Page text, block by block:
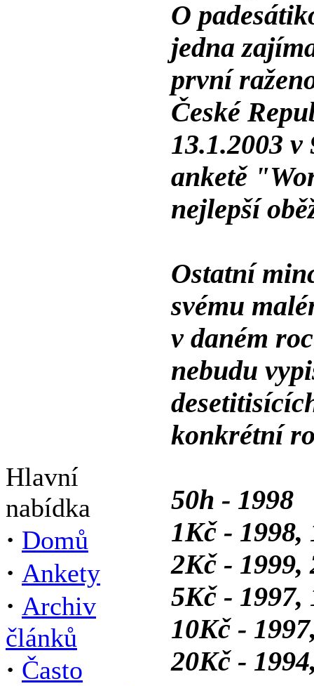
Hlavní
nabídka
· Domů
· Ankety
· Archiv
článků
· Často
O
jedna
první
České
13.1.2003
anketě
nejlepší
Ostatní
svému
v daném
nebudu
konkrétní
50h - 1998
1Kč - 1998,
2Kč - 1999,
5Kč - 1997,
10Kč -
20Kč -